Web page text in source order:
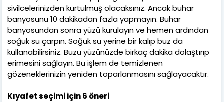
sivilcelerinizden kurtulmuş olacaksınız. Ancak buhar
banyosunu 10 dakikadan fazla yapmayın. Buhar
banyosundan sonra yüzü kurulayın ve hemen ardından
soğuk su çarpın. Soğuk su yerine bir kalıp buz da
kullanabilirsiniz. Buzu yüzünüzde birkaç dakika dolaştırıp
erimesini sağlayın. Bu işlem de temizlenen
gözeneklerinizin yeniden toparlanmasını sağlayacaktır.
Kıyafet seçimi için 6 öneri